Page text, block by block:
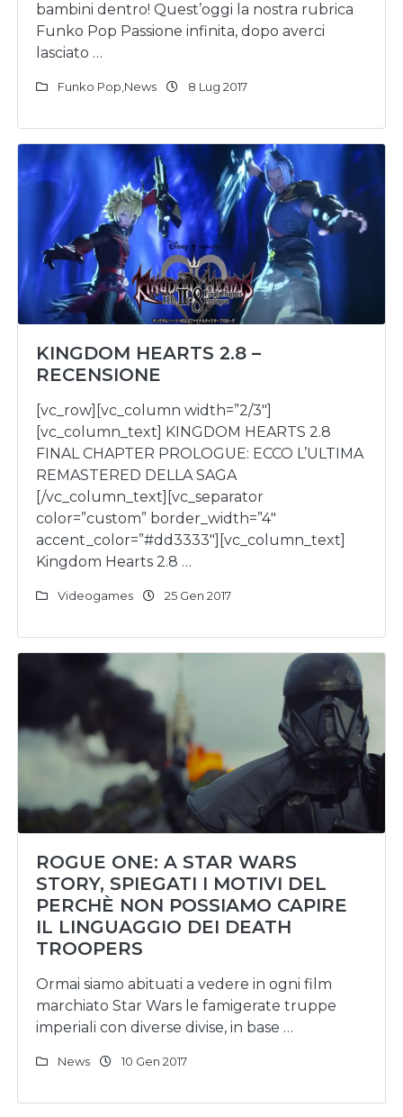
bambini dentro! Quest’oggi la nostra rubrica
Funko Pop Passione infinita, dopo averci
lasciato …
Funko Pop News 8 Lug 2017
KINGDOM HEARTS 2.8 –
RECENSIONE
[vc_row][vc_column width=”2/3″]
[vc_column_text] KINGDOM HEARTS 2.8
FINAL CHAPTER PROLOGUE: ECCO L’ULTIMA
REMASTERED DELLA SAGA
[/vc_column_text][vc_separator
color=”custom” border_width=”4″
accent_color=”#dd3333″][vc_column_text]
Kingdom Hearts 2.8 …
Videogames 25 Gen 2017
ROGUE ONE: A STAR WARS
STORY, SPIEGATI I MOTIVI DEL
PERCHÈ NON POSSIAMO CAPIRE
IL LINGUAGGIO DEI DEATH
TROOPERS
Ormai siamo abituati a vedere in ogni film
marchiato Star Wars le famigerate truppe
imperiali con diverse divise, in base …
News 10 Gen 2017